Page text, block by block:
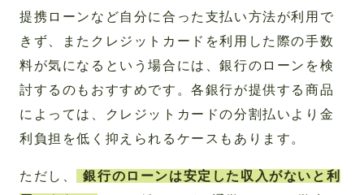
提携ローンなど自分に合った支払い方法が利用で
きず、またクレジットカードを利用した際の手数
料が気になるという場合には、銀行のローンを検
討するのもおすすめです。各銀行が提供する商品
によっては、クレジットカードの分割払いより金
利負担を低く抑えられるケースもあります。
ただし、
銀行のローンは安定した収入がないと利